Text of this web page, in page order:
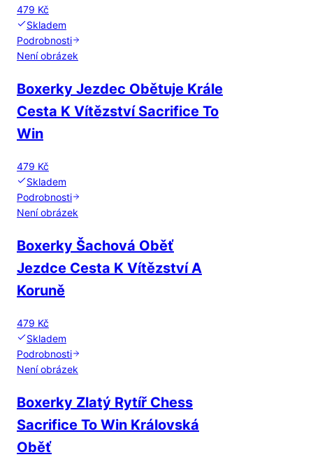
479 Kč
Skladem
Podrobnosti
Není obrázek
Boxerky Jezdec Obětuje Krále
Cesta K Vítězství Sacrifice To
Win
479 Kč
Skladem
Podrobnosti
Není obrázek
Boxerky Šachová Oběť
Jezdce Cesta K Vítězství A
Koruně
479 Kč
Skladem
Podrobnosti
Není obrázek
Boxerky Zlatý Rytíř Chess
Sacrifice To Win Královská
Oběť